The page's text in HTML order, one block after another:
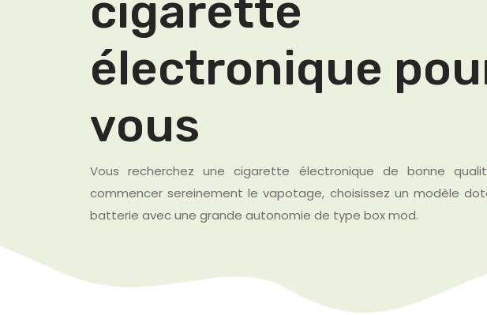
cigarette
électronique
vous
Vous recherchez une cigarette électronique de bonne
commencer sereinement le vapotage, choisissez un modèle
batterie avec une grande autonomie de type box mod.